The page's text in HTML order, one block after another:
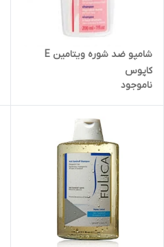
شامپو ضد شوره ویتامین E
کاپوس
ناموجود